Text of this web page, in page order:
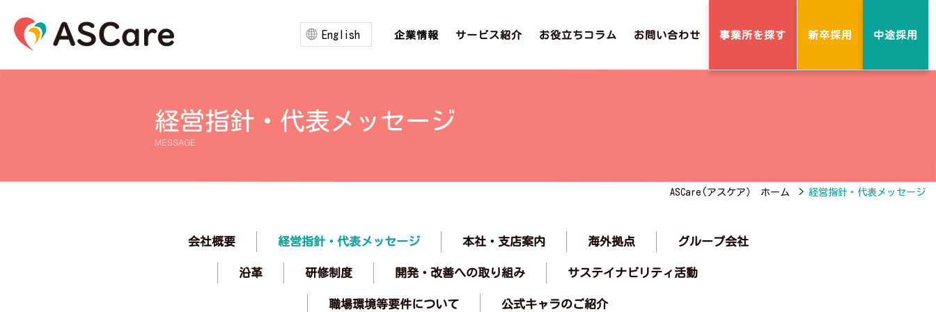
English 企業情報 サービス紹介 お役立ちコラム お問い合わせ 事業所を探す 新卒採用 中途採用
経営指針・代表メッセージ
MESSAGE
ASCare(アスケア） ホーム > 経営指針・代表メッセージ
会社概要 経営指針・代表メッセージ 本社・支店案内 海外拠点 グループ会社
沿革 研修制度 開発・改善への取り組み サステイナビリティ活動
職場環境等要件について 公式キャラのご紹介